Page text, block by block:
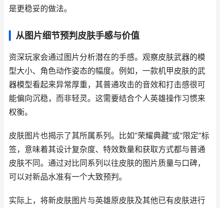
是更稳妥的做法。
从图片细节预判皮肤手感与价值
资深玩家会通过图片分析潜在的手感。观察皮肤武器的模
型大小、角色动作姿态的幅度。例如，一款机甲皮肤的武
器模型看起来异常厚重，其普通攻击的音效和打击感很可
能偏向沉稳，而非轻灵。这需要结合个人英雄操作习惯来
权衡。
皮肤图片也揭示了其所属系列。比如“荣耀典藏”或“限定”标
签，意味着其设计复杂度、特效数量和获取方式都与普通
皮肤不同。通过对比同系列以往皮肤的图片质量与口碑，
可以对新品水准有一个大致预判。
实际上，将新皮肤图片与英雄原皮肤及其他已有皮肤进行